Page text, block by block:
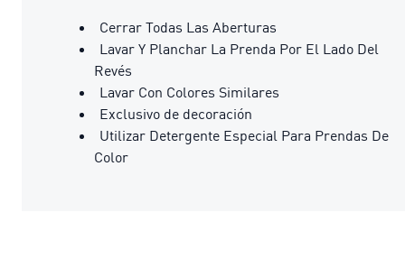
Cerrar Todas Las Aberturas
Lavar Y Planchar La Prenda Por El Lado Del
Revés
Lavar Con Colores Similares
Exclusivo de decoración
Utilizar Detergente Especial Para Prendas De
Color